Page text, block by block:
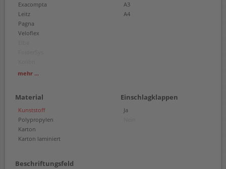
Exacompta
Leitz
Pagna
Veloflex
RNK Verlag
mehr ...
A3
A4
Material
Kunststoff
Polypropylen
Karton
Karton laminiert
Einschlagklappen
Ja
Beschriftungsfeld